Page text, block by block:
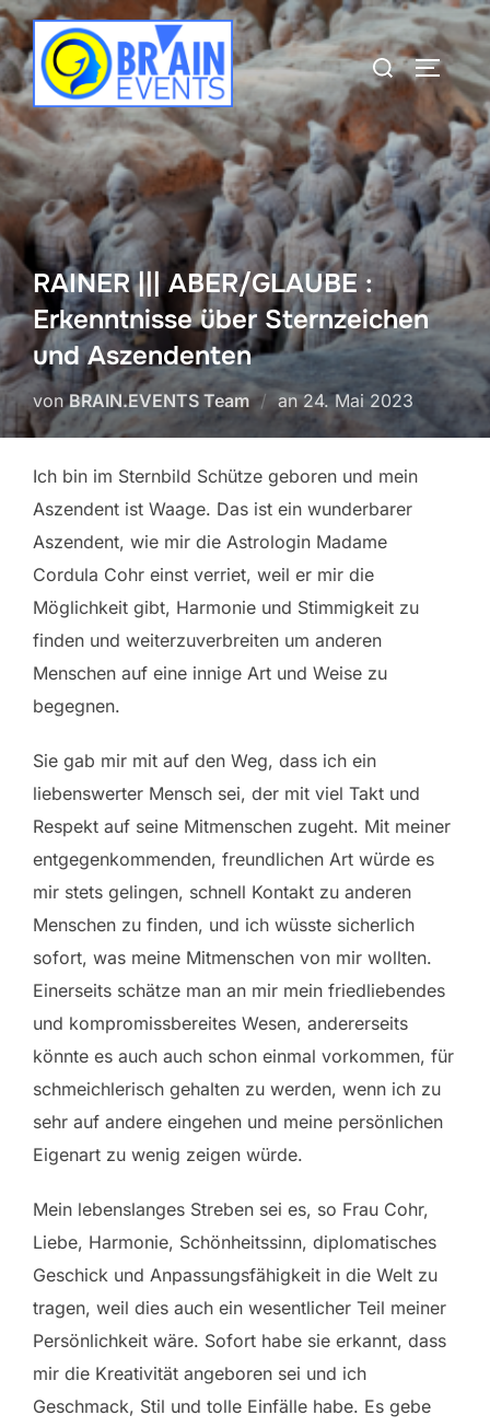
Zum
Inhalt
springen
Suchen
nach:
RAINER ||| ABER/GLAUBE :
Erkenntnisse über Sternzeichen
und Aszendenten
vonBRAIN.EVENTS Team anVeröffentlicht
24. Mai 2023
Ich bin im Sternbild Schütze geboren und mein
Aszendent ist Waage. Das ist ein wunderbarer
Aszendent, wie mir die Astrologin Madame
Cordula Cohr einst verriet, weil er mir die
Möglichkeit gibt, Harmonie und Stimmigkeit zu
finden und weiterzuverbreiten um anderen
Menschen auf eine innige Art und Weise zu
begegnen.
Sie gab mir mit auf den Weg, dass ich ein
liebenswerter Mensch sei, der mit viel Takt und
Respekt auf seine Mitmenschen zugeht. Mit meiner
entgegenkommenden, freundlichen Art würde es
mir stets gelingen, schnell Kontakt zu anderen
Menschen zu finden, und ich wüsste sicherlich
sofort, was meine Mitmenschen von mir wollten.
Einerseits schätze man an mir mein friedliebendes
und kompromissbereites Wesen, andererseits
könnte es auch auch schon einmal vorkommen, für
schmeichlerisch gehalten zu werden, wenn ich zu
sehr auf andere eingehen und meine persönlichen
Eigenart zu wenig zeigen würde.
Mein lebenslanges Streben sei es, so Frau Cohr,
Liebe, Harmonie, Schönheitssinn, diplomatisches
Geschick und Anpassungsfähigkeit in die Welt zu
tragen, weil dies auch ein wesentlicher Teil meiner
Persönlichkeit wäre. Sofort habe sie erkannt, dass
mir die Kreativität angeboren sei und ich
Geschmack, Stil und tolle Einfälle habe. Es gebe